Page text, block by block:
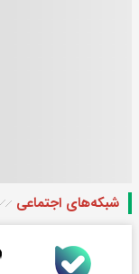
شبکه‌های اجتماعی